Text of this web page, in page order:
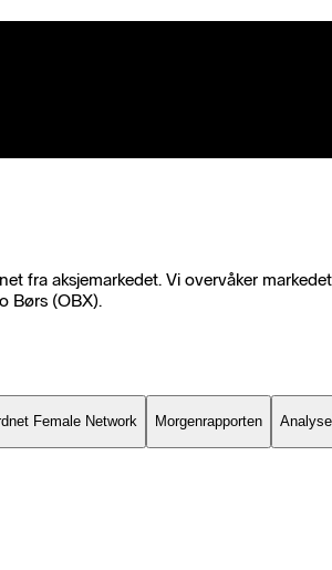
fra aksjemarkedet. Vi overvåker
Børs (OBX).
Female Network Morgenrapporten